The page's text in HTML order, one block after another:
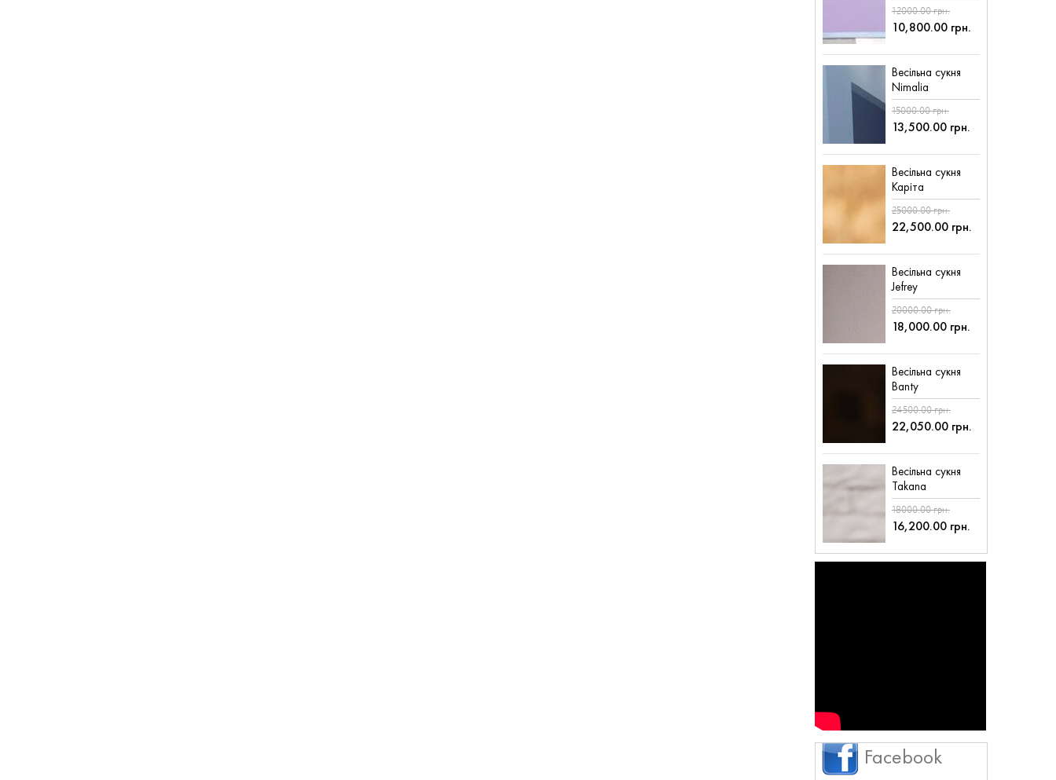
12000.00 грн.
10,800.00 грн.
Весільна сукня
Nimalia
15000.00 грн.
13,500.00 грн.
Весільна сукня
Каріта
25000.00 грн.
22,500.00 грн.
Весільна сукня
Jefrey
20000.00 грн.
18,000.00 грн.
Весільна сукня
Banty
24500.00 грн.
22,050.00 грн.
Весільна сукня
Takana
18000.00 грн.
16,200.00 грн.
Facebook